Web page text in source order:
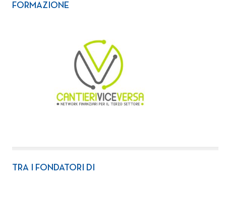
FORMAZIONE
TRA I FONDATORI DI